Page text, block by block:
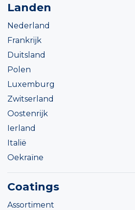
Landen
Nederland
Frankrijk
Duitsland
Polen
Luxemburg
Zwitserland
Oostenrijk
Ierland
Italië
Oekraïne
Coatings
Assortiment